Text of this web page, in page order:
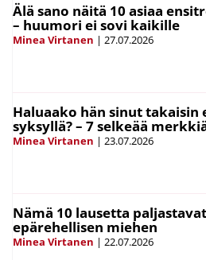
Älä sano näitä 10 asiaa
– huumori ei sovi kaikille
Minea Virtanen | 27.07.2026
Haluaako hän sinut takaisin
syksyllä? – 7 selkeää
Minea Virtanen | 23.07.2026
Nämä 10 lausetta paljastavat
epärehellisen miehen
Minea Virtanen | 22.07.2026